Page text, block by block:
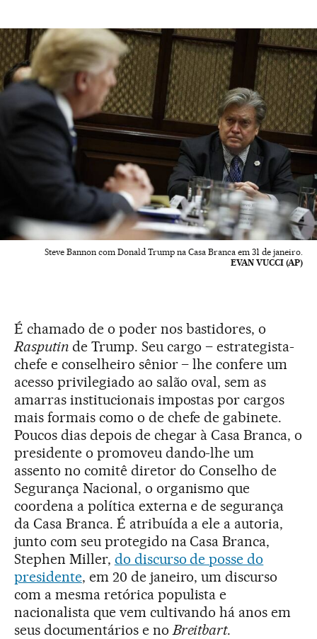
Steve Bannon com Donald Trump na Casa Branca em 31 de janeiro.
EVAN VUCCI (AP)
É chamado de o poder nos bastidores, o
Rasputinde Trump. Seu cargo – estrategista-
chefe e conselheiro sênior – lhe confere um
acesso privilegiado ao salão oval, sem as
amarras institucionais impostas por cargos
mais formais como o de chefe de gabinete.
Poucos dias depois de chegar à Casa Branca, o
presidente o promoveu dando-lhe um
assento no comitê diretor do Conselho de
Segurança Nacional, o organismo que
coordena a política externa e de segurança
da Casa Branca. É atribuída a ele a autoria,
junto com seu protegido na Casa Branca,
Stephen Miller, do discurso de posse do
presidente, em 20 de janeiro, um discurso
com a mesma retórica populista e
nacionalista que vem cultivando há anos em
seus documentários e noBreitbart.